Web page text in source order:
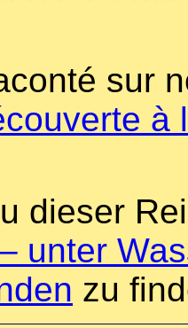
sur
à
dieser
unter
zu